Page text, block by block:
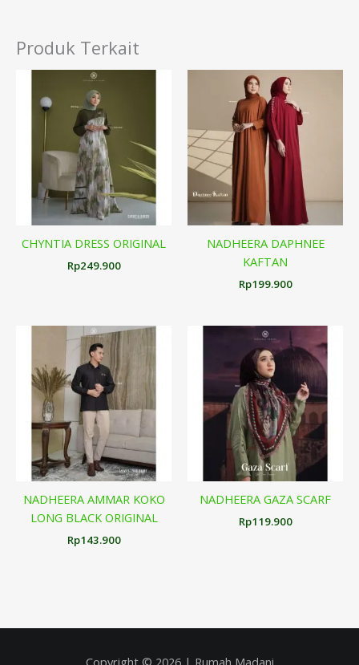
Produk Terkait
CHYNTIA DRESS ORIGINAL
Rp249.900
NADHEERA DAPHNEE
KAFTAN
Rp199.900
NADHEERA AMMAR KOKO
LONG BLACK ORIGINAL
Rp143.900
NADHEERA GAZA SCARF
Rp119.900